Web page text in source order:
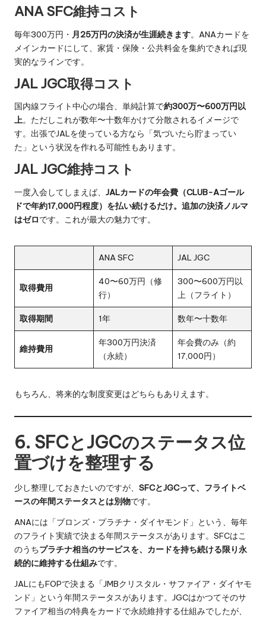
ANA SFC維持コスト
毎年300万円・ 月25万円の決済が生涯続きます。ANAカードを
メインカードにして、家賃・保険・公共料金を集約できれば現
実的なラインです。
JAL JGC取得コスト
国内線フライト中心の場合、単純計算で約300万〜600万円以
上。ただしこれが数年〜十数年かけて分散されるイメージで
す。出張でJALを使っている方なら「気づいたら貯まってい
た」という状況を作れる可能性もあります。
JAL JGC維持コスト
一度入会してしまえば、 JALカードの年会費（CLUB-Aゴール
ドで年約17,000円程度）を払い続けるだけ。追加の決済ノルマ
はゼロです。これが最大の魅力です。
ANA SFC JAL JGC
取得費用
40〜60万円（修
行）
300〜600万円以
上（フライト）
取得期間 1年 数年〜十数年
維持費用
年300万円決済
（永続）
年会費のみ（約
17,000円）
もちろん、将来的な制度変更はどちらもありえます。
6. SFCとJGCのステータス位
置づけを整理する
少し整理しておきたいのですが、 SFCとJGCって、フライトベ
ースの年間ステータスとは別物です。
ANAには「ブロンズ・プラチナ・ダイヤモンド」という、毎年
のフライト実績で決まる年間ステータスがあります。SFCはこ
のうちプラチナ相当のサービスを、カードを持ち続ける限り永
続的に維持する仕組みです。
JALにもFOPで決まる「JMBクリスタル・サファイア・ダイヤモ
ンド」という年間ステータスがあります。JGCはかつてそのサ
ファイア相当の特典をカードで永続維持する仕組みでしたが、